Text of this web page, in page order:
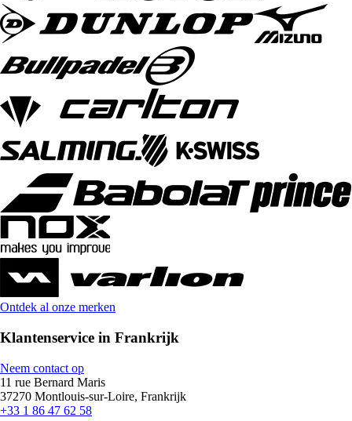
Ontdek al onze merken
Klantenservice in Frankrijk
Neem contact op
11 rue Bernard Maris
37270 Montlouis-sur-Loire, Frankrijk
+33 1 86 47 62 58